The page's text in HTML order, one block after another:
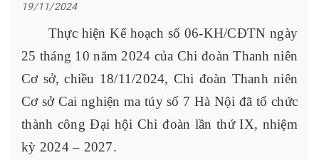
19/11/2024
Thực hiện Kế hoạch số 06-KH/CĐTN ngày
25 tháng 10 năm 2024 của Chi đoàn Thanh niên
Cơ sở, chiều 18/11/2024, Chi đoàn Thanh niên
Cơ sở Cai nghiện ma túy số 7 Hà Nội đã tổ chức
thành công Đại hội Chi đoàn lần thứ IX, nhiệm
kỳ 2024 – 2027.